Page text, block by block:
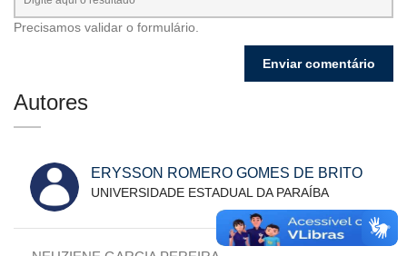
Precisamos validar o formulário.
Autores
ERYSSON ROMERO GOMES DE BRITO
UNIVERSIDADE ESTADUAL DA PARAÍBA